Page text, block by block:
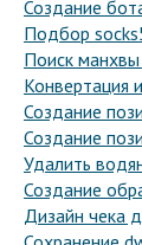
Создание
Подбор
Поиск
Конвертация
Создание
Создание
Удалить
Создание
Дизайн чека